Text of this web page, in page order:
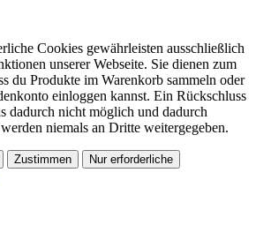
Cookies gewährleisten ausschließlich
unserer Webseite. Sie dienen zum
du Produkte im Warenkorb sammeln oder
einloggen kannst. Ein Rückschluss
dadurch nicht möglich und dadurch
niemals an Dritte weitergegeben.
Zustimmen Nur erforderliche